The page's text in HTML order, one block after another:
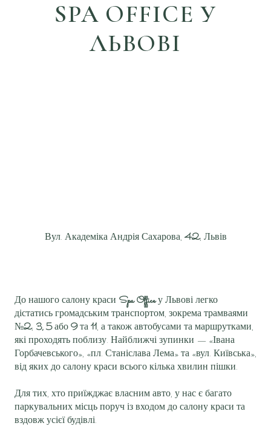
SPA OFFICE У
ЛЬВОВІ
Вул. Академіка Андрія Сахарова, 42, Львів
До нашогосалону краси Spa Officeу Львові легко
дістатись громадським транспортом, зокрема трамваями
№2, 3, 5або9та11, а також автобусами та маршрутками,
які проходять поблизу. Найближчі зупинки — «Івана
Горбачевського», «пл. Станіслава Лема» та «вул. Київська»,
від яких до салону краси всього кілька хвилин пішки.
Для тих, хто приїжджає власним авто, у нас є багато
паркувальних місць поруч із входом до салону краси та
вздовж усієї будівлі.